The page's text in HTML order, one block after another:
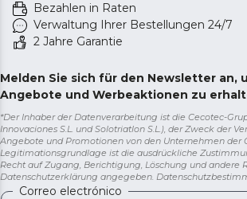
Bezahlen in Raten
Verwaltung Ihrer Bestellungen 24/7
2 Jahre Garantie
Melden Sie sich für den Newsletter an,
Angebote und Werbeaktionen zu
*Der Inhaber der Datenverarbeitung ist die Cecotec-
Innovaciones S.L. und Solotriatlon S.L.), der Zweck der
Angebote und Promotionen von den Unternehmen der
Legitimationsgrundlage ist die ausdrückliche
Recht auf Zugang, Berichtigung, Löschung und andere
Datenschutzerklärung angegeben.
Correo electrónico